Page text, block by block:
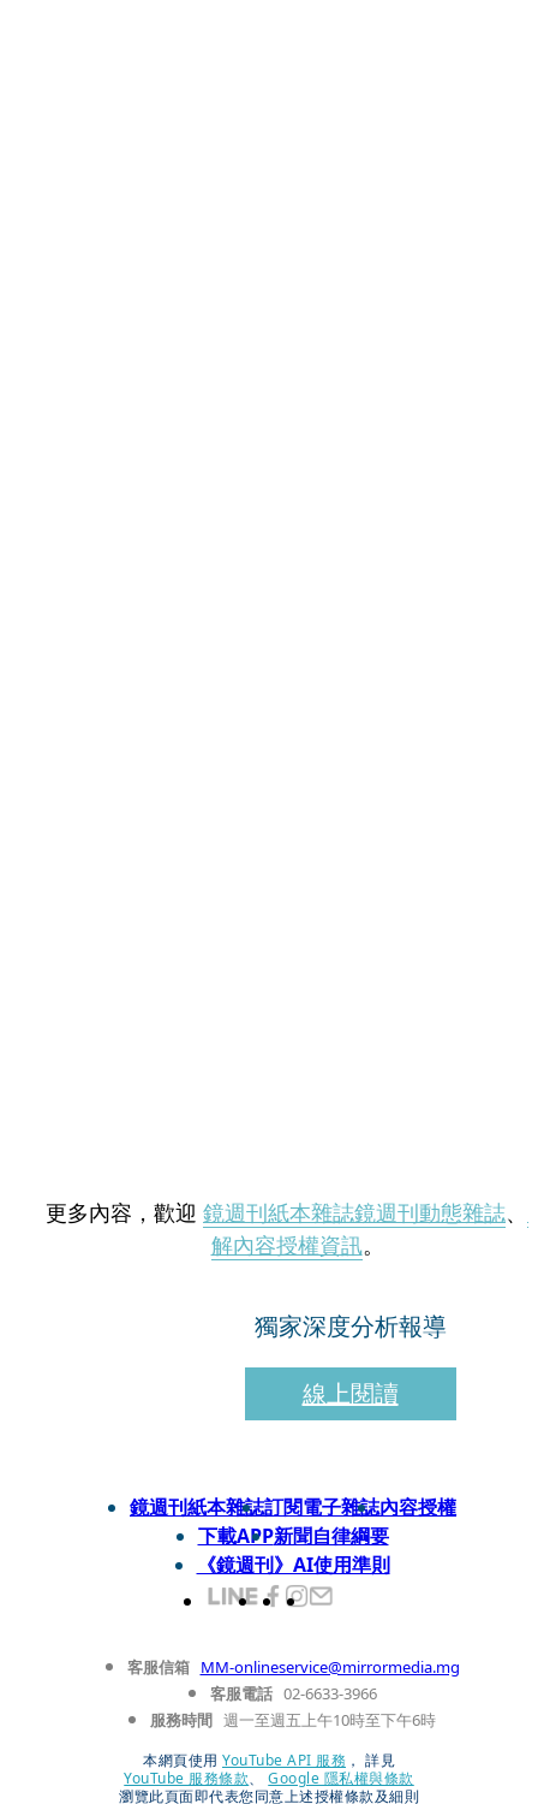
更多內容，歡迎 鏡週刊紙本雜誌鏡週刊動態雜誌、
解內容授權資訊。
獨家深度分析報導
線上閱讀
鏡週刊紙本雜誌訂閱電子雜誌內容授權
下載APP新聞自律綱要
《鏡週刊》AI使用準則
客服信箱 MM-onlineservice@mirrormedia.mg
客服電話 02-6633-3966
服務時間 週一至週五上午10時至下午6時
本網頁使用 YouTube API 服務 ， 詳見
YouTube 服務條款、
Google 隱私權與條款
瀏覽此頁面即代表您同意上述授權條款及細則